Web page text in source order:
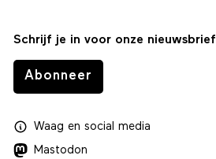
Schrijf je in voor onze nieuwsbrief
Abonneer
Waagen social media
Mastodon